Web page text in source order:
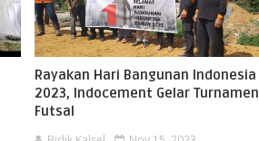
Rayakan Hari Bangunan Indonesia
2023, Indocement Gelar Turnamen
Futsal